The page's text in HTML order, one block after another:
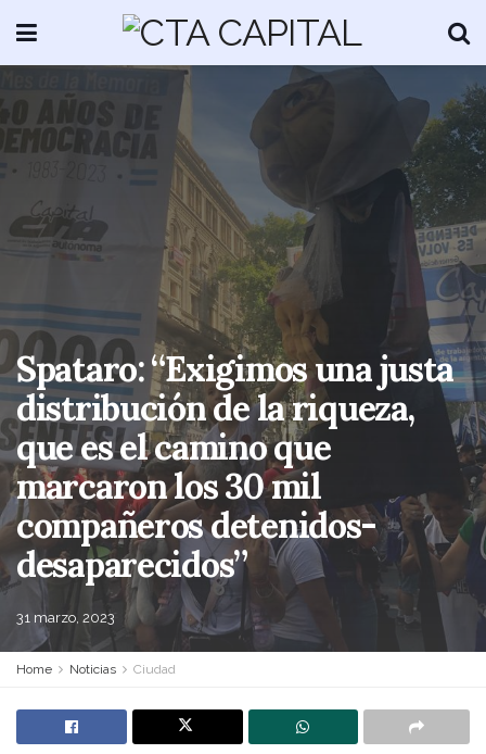
Spataro: “Exigimos una justa
distribución de la riqueza,
que es el camino que
marcaron los 30 mil
compañeros detenidos-
desaparecidos”
31 marzo, 2023
Home Noticias Ciudad